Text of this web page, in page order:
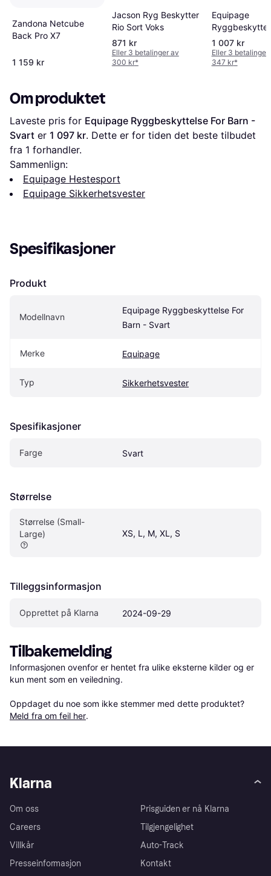
Zandona Netcube
Back Pro X7
1 159 kr
Jacson Ryg Beskytter
Rio Sort Voks
871 kr
Eller 3 betalinger av
300 kr*
Equipage
ridning - Svart
1 007 kr
Eller 3 betalinger
347 kr*
Om produktet
Laveste pris for Equipage Ryggbeskyttelse For Barn -
Svart er 1 097 kr. Dette er for tiden det beste tilbudet
fra 1 forhandler.
Sammenlign:
Equipage Hestesport
Equipage Sikkerhetsvester
Spesifikasjoner
Produkt
Modellnavn
Equipage Ryggbeskyttelse For
Barn - Svart
Merke Equipage
Typ Sikkerhetsvester
Spesifikasjoner
Farge Svart
Størrelse
Størrelse (Small-
Large)
XS, L, M, XL, S
Tilleggsinformasjon
Opprettet på Klarna 2024-09-29
Tilbakemelding
Informasjonen ovenfor er hentet fra ulike eksterne kilder og er
kun ment som en veiledning.
Oppdaget du noe som ikke stemmer med dette produktet?
Meld fra om feil her.
Klarna
Om oss
Careers
Villkår
Presseinformasjon
Prisguiden er nå Klarna
Tilgjengelighet
Auto-Track
Kontakt